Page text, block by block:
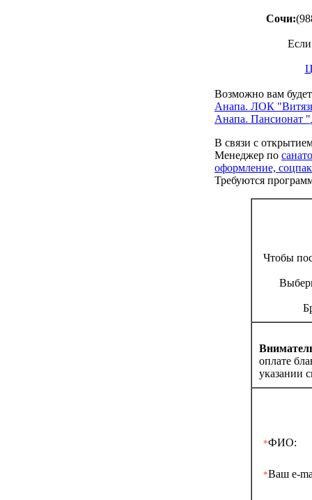
Сочи:
Возможно вам
Анапа. ЛОК
Анапа. Пансионат
В связи с
Менеджер по
оформление,
Требуются
Чтобы
оплате
указании
*ФИО:
*Ваш e-